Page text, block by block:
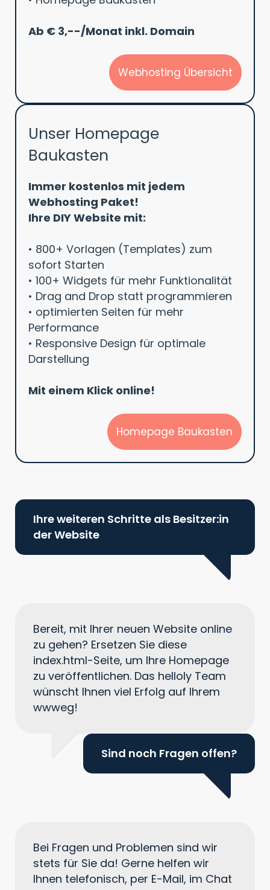
Ab € 3,--/Monat inkl. Domain
Webhosting Übersicht
Unser Homepage
Baukasten
Immer kostenlos mit jedem
Webhosting Paket!
Ihre DIY Website mit:
• 800+ Vorlagen (Templates) zum
sofort Starten
• 100+ Widgets für mehr Funktionalität
• Drag and Drop statt programmieren
• optimierten Seiten für mehr
Performance
• Responsive Design für optimale
Darstellung
Mit einem Klick online!
Homepage Baukasten
Ihre weiteren Schritte als Besitzer:in
der Website
Bereit, mit Ihrer neuen Website online
zu gehen? Ersetzen Sie diese
index.html-Seite, um Ihre Homepage
zu veröffentlichen. Das helloly Team
wünscht Ihnen viel Erfolg auf Ihrem
wwweg!
Sind noch Fragen offen?
Bei Fragen und Problemen sind wir
stets für Sie da! Gerne helfen wir
Ihnen telefonisch, per E-Mail, im Chat